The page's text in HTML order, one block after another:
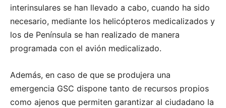
interinsulares se han llevado a cabo, cuando ha sido
necesario, mediante los helicópteros medicalizados y
los de Península se han realizado de manera
programada con el avión medicalizado.
Además, en caso de que se produjera una
emergencia GSC dispone tanto de recursos propios
como ajenos que permiten garantizar al ciudadano la